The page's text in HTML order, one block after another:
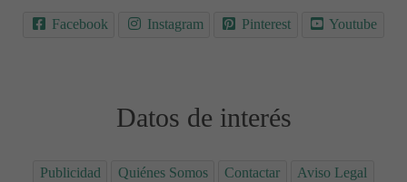
Facebook Instagram Pinterest Youtube
Datos de interés
Publicidad Quiénes Somos Contactar Aviso Legal